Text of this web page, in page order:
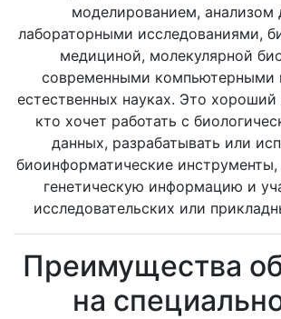
моделированием, анализом
лабораторными исследованиями,
медициной, молекулярной
современными компьютерными
естественных науках. Это
кто хочет работать с
данных, разрабатывать или
биоинформатические инструменты,
генетическую информацию и
исследовательских или
Преимущества
на